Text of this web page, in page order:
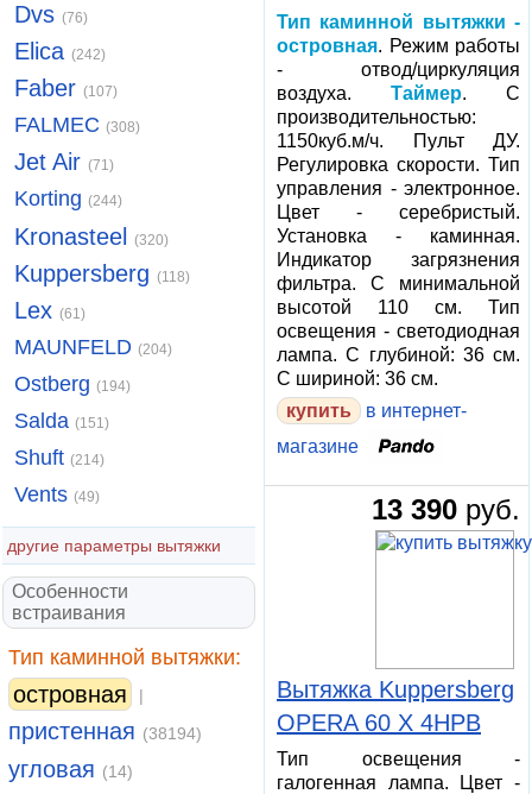
Dvs(76)
Elica(242)
Faber(107)
FALMEC(308)
Jet Air(71)
Korting(244)
Kronasteel(320)
Kuppersberg(118)
Lex(61)
MAUNFELD(204)
Ostberg(194)
Salda(151)
Shuft(214)
Vents(49)
другие параметры вытяжки
Особенности
встраивания
Тип каминной вытяжки:
островная |
пристенная (38194)
угловая (14)
Тип каминной вытяжки -
островная. Режим работы
- отвод/циркуляция
воздуха. Таймер. С
производительностью:
1150куб.м/ч. Пульт ДУ.
Регулировка скорости. Тип
управления - электронное.
Цвет - серебристый.
Установка - каминная.
Индикатор загрязнения
фильтра. С минимальной
высотой 110 см. Тип
освещения - светодиодная
лампа. С глубиной: 36 см.
С шириной: 36 см.
купить
в интернет-
магазине
13 390 руб.
Вытяжка Kuppersberg
OPERA 60 X 4HPB
Тип освещения -
галогенная лампа. Цвет -